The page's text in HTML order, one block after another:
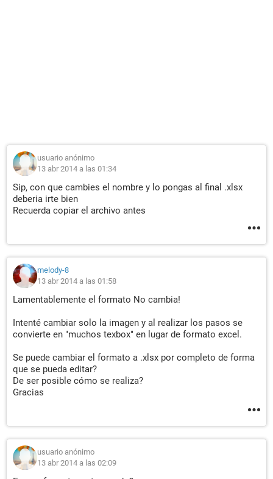
usuario anónimo
13 abr 2014 a las 01:34
Sip, con que cambies el nombre y lo pongas al final .xlsx
deberia irte bien
Recuerda copiar el archivo antes
melody-8
13 abr 2014 a las 01:58
Lamentablemente el formato No cambia!
Intenté cambiar solo la imagen y al realizar los pasos se
convierte en "muchos texbox" en lugar de formato excel.
Se puede cambiar el formato a .xlsx por completo de forma
que se pueda editar?
De ser posible cómo se realiza?
Gracias
usuario anónimo
13 abr 2014 a las 02:09